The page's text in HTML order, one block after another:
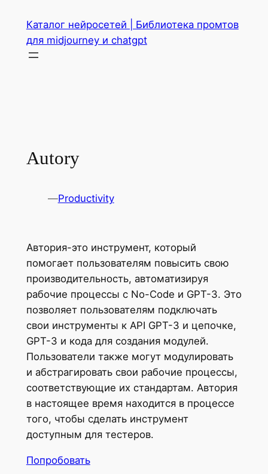
содержимому
Каталог нейросетей | Библиотека промтов
для midjourney и chatgpt
Autory
—Productivity
Автория-это инструмент, который
помогает пользователям повысить свою
производительность, автоматизируя
рабочие процессы с No-Code и GPT-3. Это
позволяет пользователям подключать
свои инструменты к API GPT-3 и цепочке,
GPT-3 и кода для создания модулей.
Пользователи также могут модулировать
и абстрагировать свои рабочие процессы,
соответствующие их стандартам. Автория
в настоящее время находится в процессе
того, чтобы сделать инструмент
доступным для тестеров.
Попробовать